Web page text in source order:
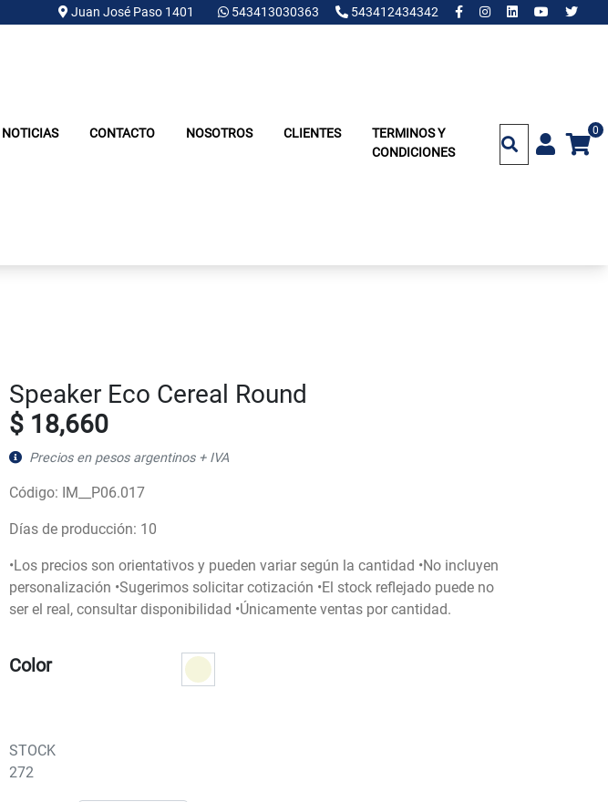
Juan José Paso 1401 543413030363 543412434342
NOTICIAS CONTACTO NOSOTROS CLIENTES
TERMINOS Y
CONDICIONES
0
Speaker Eco Cereal Round
$ 18,660
Precios en pesos argentinos + IVA
Código: IM__P06.017
Días de producción: 10
•Los precios son orientativos y pueden variar según la cantidad •No incluyen
personalización •Sugerimos solicitar cotización •El stock reflejado puede no
ser el real, consultar disponibilidad •Únicamente ventas por cantidad.
Color
STOCK
272